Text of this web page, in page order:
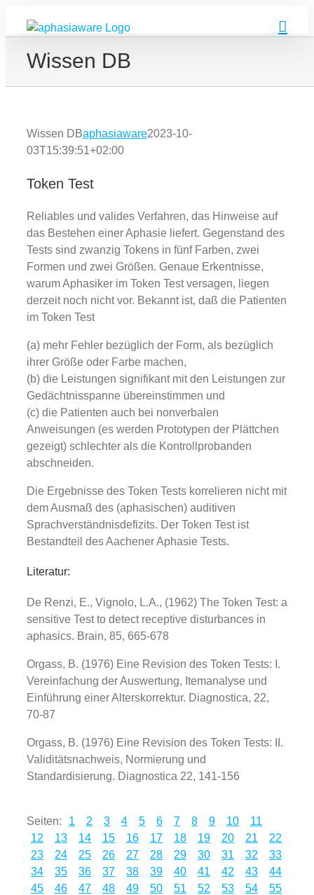
Inhalt
Wissen DB
Wissen DBaphasiaware2023-10-
03T15:39:51+02:00
Token Test
Reliables und valides Verfahren, das Hinweise auf
das Bestehen einer Aphasie liefert. Gegenstand des
Tests sind zwanzig Tokens in fünf Farben, zwei
Formen und zwei Größen. Genaue Erkentnisse,
warum Aphasiker im Token Test versagen, liegen
derzeit noch nicht vor. Bekannt ist, daß die Patienten
im Token Test
(a) mehr Fehler bezüglich der Form, als bezüglich
ihrer Größe oder Farbe machen,
(b) die Leistungen signifikant mit den Leistungen zur
Gedächtnisspanne übereinstimmen und
(c) die Patienten auch bei nonverbalen
Anweisungen (es werden Prototypen der Plättchen
gezeigt) schlechter als die Kontrollprobanden
abschneiden.
Die Ergebnisse des Token Tests korrelieren nicht mit
dem Ausmaß des (aphasischen) auditiven
Sprachverständnisdefizits. Der Token Test ist
Bestandteil des Aachener Aphasie Tests.
Literatur:
De Renzi, E., Vignolo, L.A., (1962) The Token Test: a
sensitive Test to detect receptive disturbances in
aphasics. Brain, 85, 665-678
Orgass, B. (1976) Eine Revision des Token Tests: I.
Vereinfachung der Auswertung, Itemanalyse und
Einführung einer Alterskorrektur. Diagnostica, 22,
70-87
Orgass, B. (1976) Eine Revision des Token Tests: II.
Validitätsnachweis, Normierung und
Standardisierung. Diagnostica 22, 141-156
Seiten: 1 2 3 4 5 6 7 8 9 10
11
12
13 14 15 16 17 18 19 20 21
22
23
24 25 26 27 28 29 30 31 32
33
34
35 36 37 38 39 40 41 42 43
44
45
46 47 48 49 50 51 52 53 54
55